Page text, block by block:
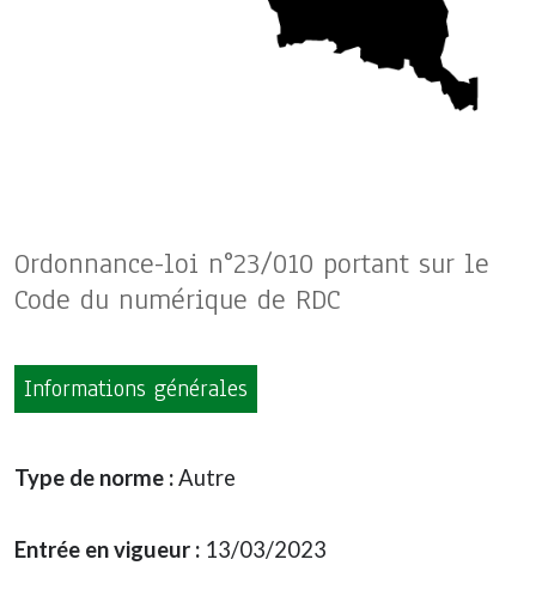
Ordonnance-loi n°23/010 portant sur le
Code du numérique de RDC
Informations générales
Type de norme :Autre
Entrée en vigueur : 13/03/2023